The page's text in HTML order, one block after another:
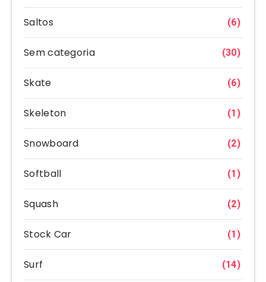
Saltos (6)
Sem categoria (30)
Skate (6)
Skeleton (1)
Snowboard (2)
Softball (1)
Squash (2)
Stock Car (1)
Surf (14)